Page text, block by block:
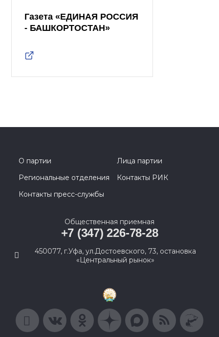
Газета «ЕДИНАЯ РОССИЯ
- БАШКОРТОСТАН»
О партии
Лица партии
Региональные отделения
Контакты РИК
Контакты пресс-службы
Общественная приемная
+7 (347) 226-78-28
450077, г.Уфа, ул.Достоевского, 73, остановка
«Центральный рынок»